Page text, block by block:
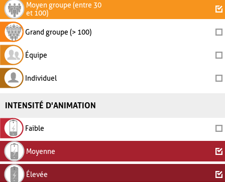
Moyen groupe (entre 30
et 100)
Grand groupe (> 100)
Équipe
Individuel
INTENSITÉ D'ANIMATION
Faible
Moyenne
Élevée